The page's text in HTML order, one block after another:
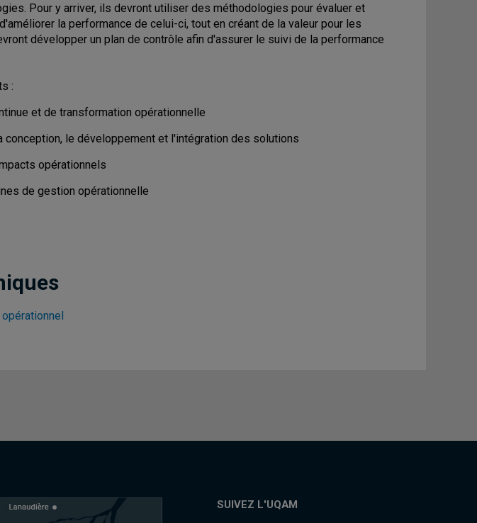
Pour y arriver, ils devront utiliser des méthodologies pour évaluer et
la performance de celui-ci, tout en créant de la valeur pour les
développer un plan de contrôle afin d'assurer le suivi de la performance
:
et de transformation opérationnelle
conception, le développement et l'intégration des solutions
opérationnels
de gestion opérationnelle
SUIVEZ L'UQAM